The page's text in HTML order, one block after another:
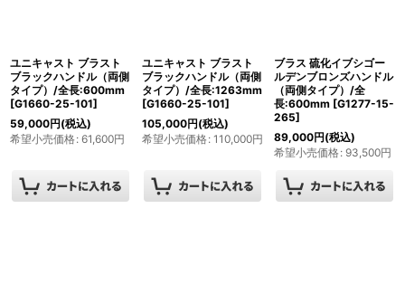
ユニキャスト ブラスト
ブラックハンドル（両側
タイプ）/全長:600mm
[G1660-25-101]
59,000円(税込)
希望小売価格: 61,600円
ユニキャスト ブラスト
ブラックハンドル（両側
タイプ）/全長:1263mm
[G1660-25-101]
105,000円(税込)
希望小売価格: 110,000円
ブラス 硫化イブシゴー
ルデンブロンズハンドル
（両側タイプ）/全
長:600mm [G1277-15-
265]
89,000円(税込)
希望小売価格: 93,500円